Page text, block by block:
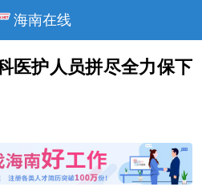
海南在线
房产
医护人员拼尽全力保下